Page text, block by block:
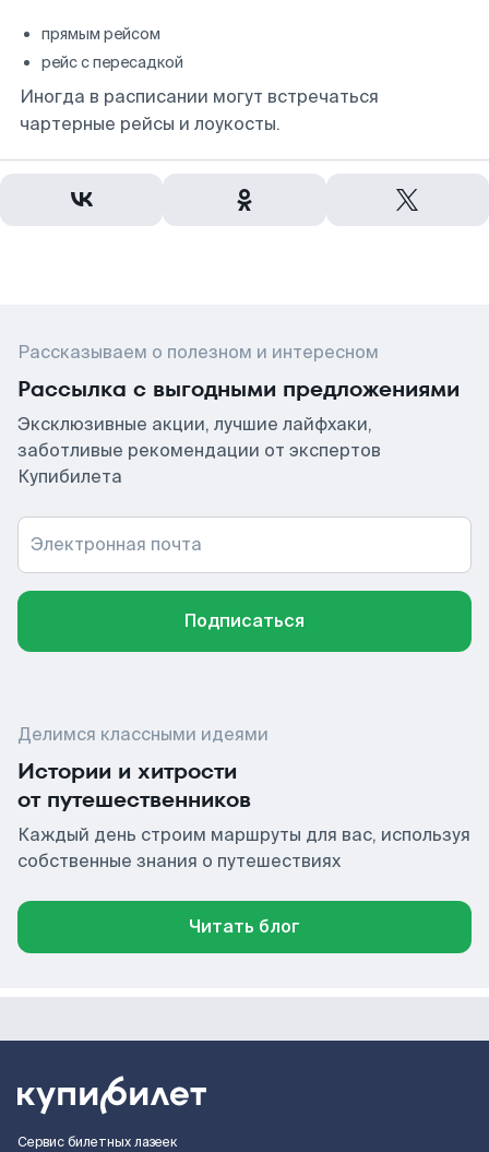
прямым рейсом
рейс с пересадкой
Иногда в расписании могут встречаться
чартерные рейсы и лоукосты.
Рассказываем о полезном и интересном
Рассылка с выгодными предложениями
Эксклюзивные акции, лучшие лайфхаки,
заботливые рекомендации от экспертов
Купибилета
Электронная почта
Подписаться
Делимся классными идеями
Истории и хитрости
от путешественников
Каждый день строим маршруты для вас, используя
собственные знания о путешествиях
Читать блог
Сервис билетных лазеек